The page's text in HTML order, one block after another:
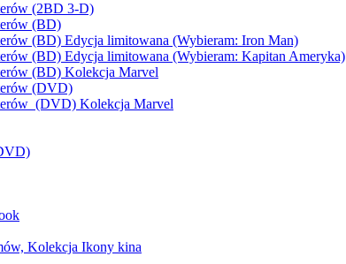
(2BD 3-D)
(BD)
(BD) Edycja limitowana (Wybieram: Iron Man)
(BD) Edycja limitowana (Wybieram: Kapitan Ameryka)
(BD) Kolekcja Marvel
(DVD)
(DVD) Kolekcja Marvel
Kolekcja Ikony kina